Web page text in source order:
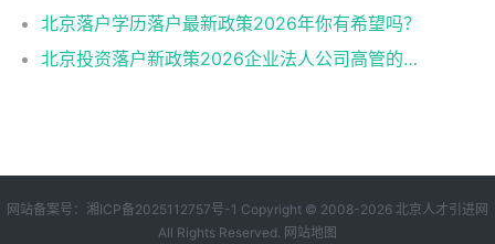
北京落户学历落户最新政策2026年你有希望吗？
北京投资落户新政策2026企业法人公司高管的福音
网站备案号： 湘ICP备2025112757号-1 Copyright © 2008-2026 北京人才引进网
All Rights Reserved. 网站地图